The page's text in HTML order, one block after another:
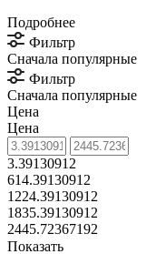
Подробнее
Фильтр
Сначала популярные
Фильтр
Сначала популярные
Цена
Цена
3.39130912
614.39130912
1224.39130912
1835.39130912
2445.72367192
Показать